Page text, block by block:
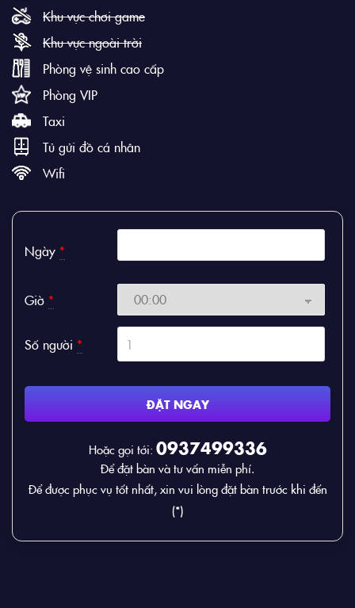
Khu vực chơi game
Khu vực ngoài trời
Phòng vệ sinh cao cấp
Phòng VIP
Taxi
Tủ gửi đồ cá nhân
Wifi
Ngày *
Giờ *
Số người *
ĐẶT NGAY
Hoặc gọi tới: 0937499336
Để đặt bàn và tư vấn miễn phí.
Để được phục vụ tốt nhất, xin vui lòng đặt bàn trước khi đến
(*)